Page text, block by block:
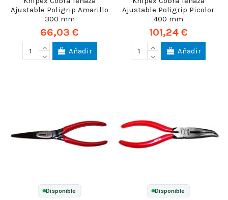
Ajustable Poligrip Amarillo
300 mm
66,03 €
Añadir
Ajustable Poligrip Picolor
400 mm
101,24 €
Añadir
Disponible Disponible